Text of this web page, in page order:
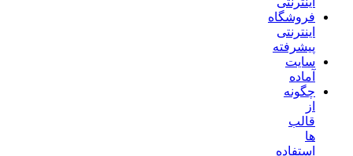
فروشگاه
اینترنتی
پیشرفته
سایت
آماده
چگونه
از
قالب
ها
استفاده